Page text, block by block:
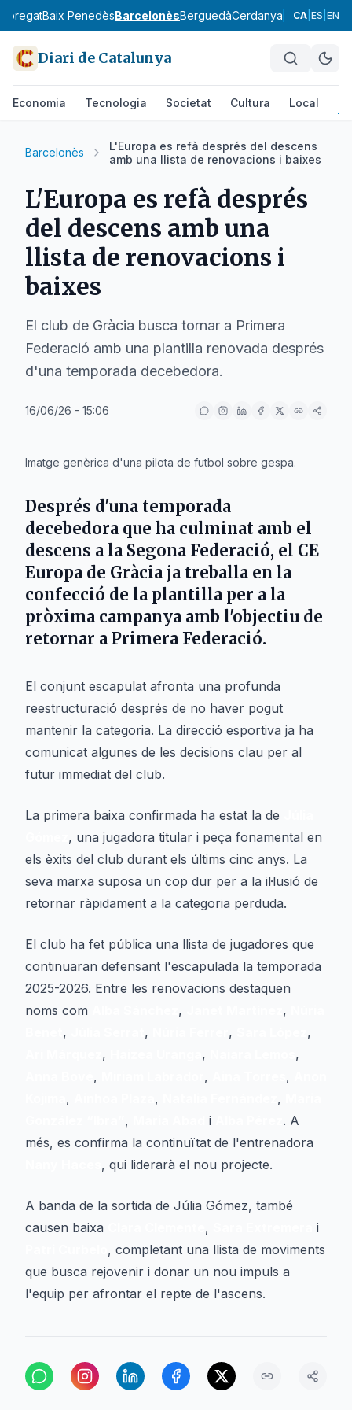
Baix PenedèsBarcelonèsBerguedàCerdanya Conca de
CA ES EN
Diari de Catalunya
Economia Tecnologia Societat Cultura Local
Barcelonès
L'Europa es refà després del descens
amb una llista de renovacions i baixes
L'Europa es refà després
del descens amb una
llista de renovacions i
baixes
El club de Gràcia busca tornar a Primera
Federació amb una plantilla renovada després
d'una temporada decebedora.
16/06/26 - 15:06
Imatge genèrica d'una pilota de futbol sobre gespa.
Després d'una temporada
decebedora que ha culminat amb el
descens a la Segona Federació, el CE
Europa de Gràcia ja treballa en la
confecció de la plantilla per a la
pròxima campanya amb l'objectiu de
retornar a Primera Federació.
El conjunt escapulat afronta una profunda
reestructuració després de no haver pogut
mantenir la categoria. La direcció esportiva ja ha
comunicat algunes de les decisions clau per al
futur immediat del club.
La primera baixa confirmada ha estat la de
, una jugadora titular i peça fonamental en
els èxits del club durant els últims cinc anys. La
seva marxa suposa un cop dur per a la il·lusió de
retornar ràpidament a la categoria perduda.
El club ha fet pública una llista de jugadores que
continuaran defensant l'escapulada la temporada
2025-2026. Entre les renovacions destaquen
noms com
, ,
, , ,
,
, ,
,
, , ,
, , ,
, i
. A
més, es confirma la continuïtat de l'entrenadora
, qui liderarà el nou projecte.
A banda de la sortida de Júlia Gómez, també
causen baixa
,
i
, completant una llista de moviments
que busca rejovenir i donar un nou impuls a
l'equip per afrontar el repte de l'ascens.